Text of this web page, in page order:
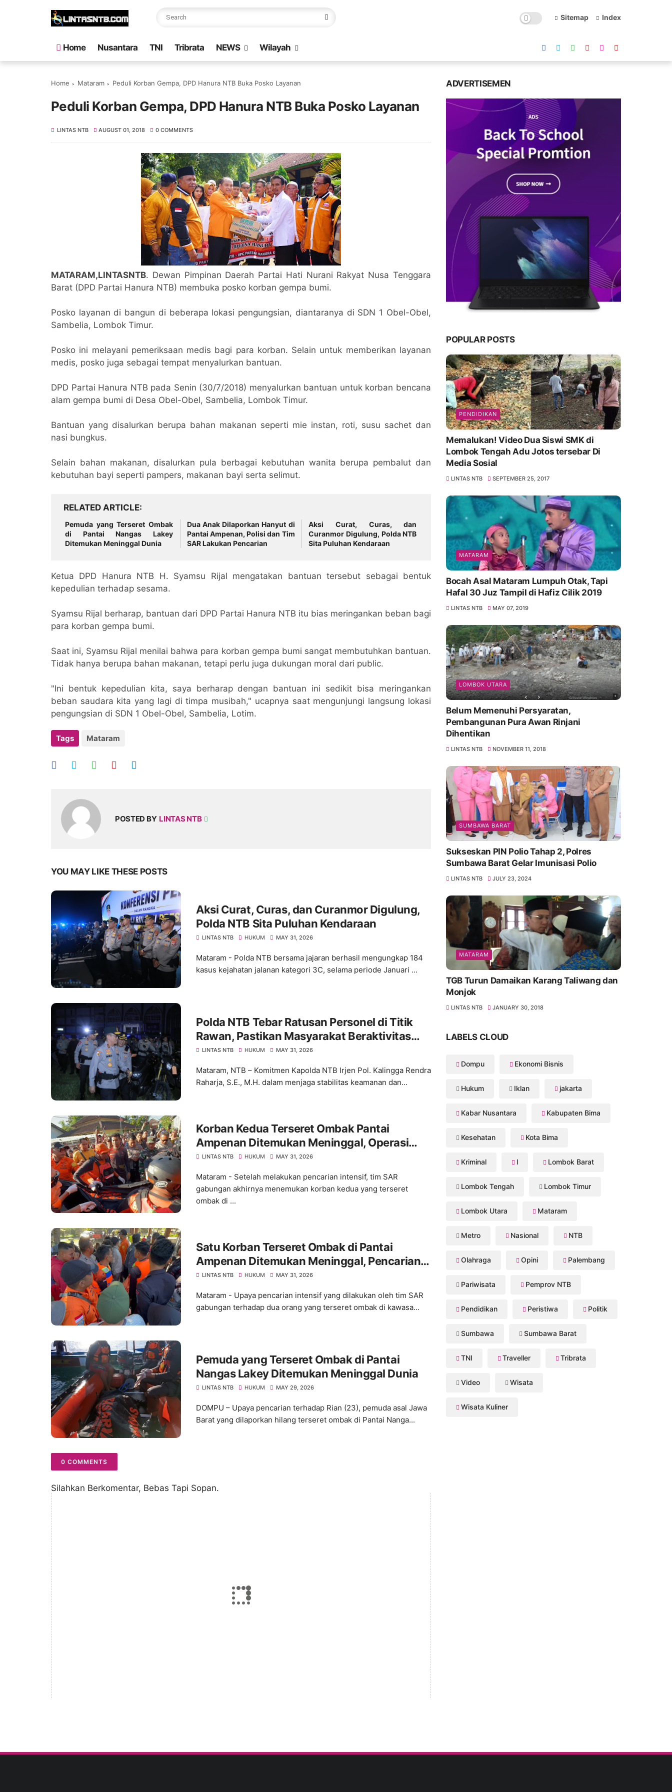
Sitemap Index
Home Nusantara TNI Tribrata NEWS Wilayah
Home Mataram Peduli Korban Gempa, DPD Hanura NTB Buka Posko Layanan
Peduli Korban Gempa, DPD Hanura NTB Buka Posko Layanan
LINTAS NTB AUGUST 01, 2018 0 COMMENTS
MATARAM,LINTASNTB. Dewan Pimpinan Daerah Partai Hati Nurani Rakyat Nusa Tenggara
Barat (DPD Partai Hanura NTB) membuka posko korban gempa bumi.
Posko layanan di bangun di beberapa lokasi pengungsian, diantaranya di SDN 1 Obel-Obel,
Sambelia, Lombok Timur.
Posko ini melayani pemeriksaan medis bagi para korban. Selain untuk memberikan layanan
medis, posko juga sebagai tempat menyalurkan bantuan.
DPD Partai Hanura NTB pada Senin (30/7/2018) menyalurkan bantuan untuk korban bencana
alam gempa bumi di Desa Obel-Obel, Sambelia, Lombok Timur.
Bantuan yang disalurkan berupa bahan makanan seperti mie instan, roti, susu sachet dan
nasi bungkus.
Selain bahan makanan, disalurkan pula berbagai kebutuhan wanita berupa pembalut dan
kebutuhan bayi seperti pampers, makanan bayi serta selimut.
RELATED ARTICLE
Pemuda yang Terseret Ombak
di Pantai Nangas Lakey
Ditemukan Meninggal Dunia
Dua Anak Dilaporkan Hanyut di
Pantai Ampenan, Polisi dan Tim
SAR Lakukan Pencarian
Aksi Curat, Curas, dan
Curanmor Digulung, Polda NTB
Sita Puluhan Kendaraan
Ketua DPD Hanura NTB H. Syamsu Rijal mengatakan bantuan tersebut sebagai bentuk
kepedulian terhadap sesama.
Syamsu Rijal berharap, bantuan dari DPD Partai Hanura NTB itu bias meringankan beban bagi
para korban gempa bumi.
Saat ini, Syamsu Rijal menilai bahwa para korban gempa bumi sangat membutuhkan bantuan.
Tidak hanya berupa bahan makanan, tetapi perlu juga dukungan moral dari public.
"Ini bentuk kepedulian kita, saya berharap dengan bantuan ini sedikit bisa meringankan
beban saudara kita yang lagi di timpa musibah," ucapnya saat mengunjungi langsung lokasi
pengungsian di SDN 1 Obel-Obel, Sambelia, Lotim.
Tags Mataram
POSTED BY LINTAS NTB
YOU MAY LIKE THESE POSTS
Aksi Curat, Curas, dan Curanmor Digulung,
Polda NTB Sita Puluhan Kendaraan
LINTAS NTB HUKUM MAY 31, 2026
Mataram - Polda NTB bersama jajaran berhasil mengungkap 184
kasus kejahatan jalanan kategori 3C, selama periode Januari ...
Polda NTB Tebar Ratusan Personel di Titik
Rawan, Pastikan Masyarakat Beraktivitas
dengan Aman
LINTAS NTB HUKUM MAY 31, 2026
Mataram, NTB – Komitmen Kapolda NTB Irjen Pol. Kalingga Rendra
Raharja, S.E., M.H. dalam menjaga stabilitas keamanan dan...
Korban Kedua Terseret Ombak Pantai
Ampenan Ditemukan Meninggal, Operasi
SAR Resmi Ditutup
LINTAS NTB HUKUM MAY 31, 2026
Mataram - Setelah melakukan pencarian intensif, tim SAR
gabungan akhirnya menemukan korban kedua yang terseret
ombak di ...
Satu Korban Terseret Ombak di Pantai
Ampenan Ditemukan Meninggal, Pencarian
Satu Korban Lainnya Berlanjut
LINTAS NTB HUKUM MAY 31, 2026
Mataram - Upaya pencarian intensif yang dilakukan oleh tim SAR
gabungan terhadap dua orang yang terseret ombak di kawasa...
Pemuda yang Terseret Ombak di Pantai
Nangas Lakey Ditemukan Meninggal Dunia
LINTAS NTB HUKUM MAY 29, 2026
DOMPU – Upaya pencarian terhadap Rian (23), pemuda asal Jawa
Barat yang dilaporkan hilang terseret ombak di Pantai Nanga...
0 COMMENTS
Silahkan Berkomentar, Bebas Tapi Sopan.
ADVERTISEMEN
POPULAR POSTS
PENDIDIKAN
Memalukan! Video Dua Siswi SMK di
Lombok Tengah Adu Jotos tersebar Di
Media Sosial
LINTAS NTB SEPTEMBER 25, 2017
MATARAM
Bocah Asal Mataram Lumpuh Otak, Tapi
Hafal 30 Juz Tampil di Hafiz Cilik 2019
LINTAS NTB MAY 07, 2019
LOMBOK UTARA
Belum Memenuhi Persyaratan,
Pembangunan Pura Awan Rinjani
Dihentikan
LINTAS NTB NOVEMBER 11, 2018
SUMBAWA BARAT
Sukseskan PIN Polio Tahap 2, Polres
Sumbawa Barat Gelar Imunisasi Polio
LINTAS NTB JULY 23, 2024
MATARAM
TGB Turun Damaikan Karang Taliwang dan
Monjok
LINTAS NTB JANUARY 30, 2018
LABELS CLOUD
Dompu Ekonomi Bisnis
Hukum Iklan jakarta
Kabar Nusantara Kabupaten Bima
Kesehatan Kota Bima
Kriminal l Lombok Barat
Lombok Tengah Lombok Timur
Lombok Utara Mataram
Metro Nasional NTB
Olahraga Opini Palembang
Pariwisata Pemprov NTB
Pendidikan Peristiwa Politik
Sumbawa Sumbawa Barat
TNI Traveller Tribrata
Video Wisata
Wisata Kuliner